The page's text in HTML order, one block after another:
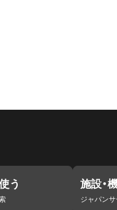
う 施設・
ジャパン